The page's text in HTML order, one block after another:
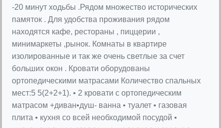
-20 минут ходьбы .Рядом множество исторических
памяток . Для удобства проживания рядом
находятся кафе, рестораны , пиццерии ,
минимаркеты ,рынок. Комнаты в квартире
изолированные и так же очень светлые за счет
больших окон . Кровати оборудованы
ортопедическими матрасами Количество спальных
мест:5 5(2+2+1). • 2 кровати с ортопедическим
матрасом +диван•душ- ванна • туалет • газовая
плита • кухня со всей необходимой посудой •